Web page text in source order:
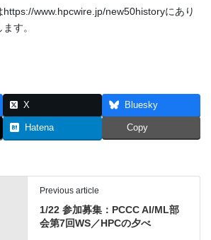
https://www.hpcwire.jp/new50historyにあり
す。
X Bluesky
Hatena Copy
Previous article
1/22 参加募集：PCCC AI/ML部
会第7回WS／HPCの夕べ